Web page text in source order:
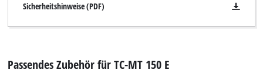
Sicherheitshinweise (PDF)
Passendes Zubehör für TC-MT 150 E